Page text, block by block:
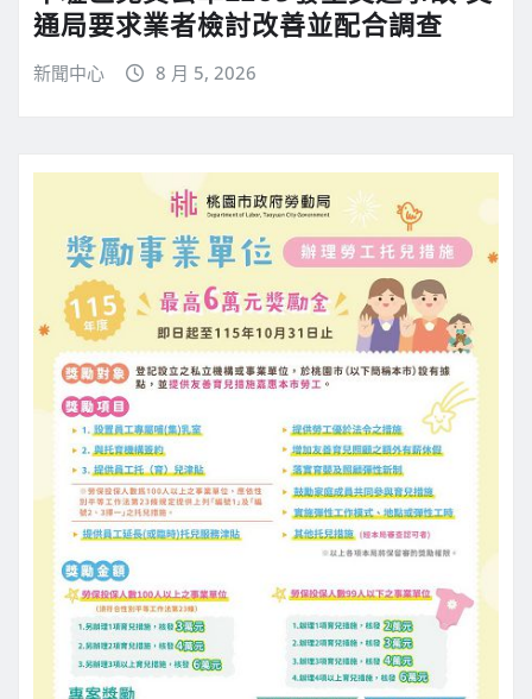
通局要求業者檢討改善並配合調查
新聞中心 8 月 5, 2026